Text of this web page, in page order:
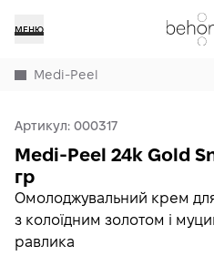
МЕНЮ
Medi-Peel
Артикул: 000317
Омолоджувальний крем
з колоїдним золотом і
равлика
Medi-Peel 24k Gold
гр